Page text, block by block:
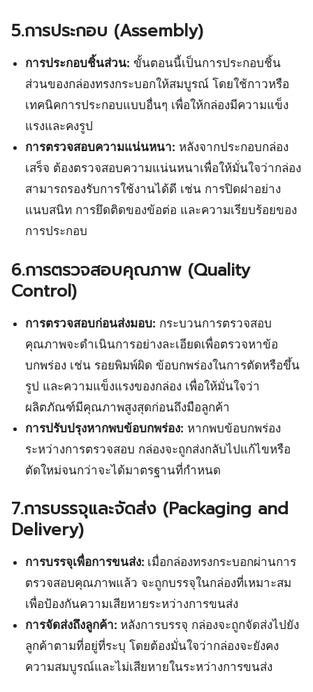
5.การประกอบ (Assembly)
การประกอบชิ้นส่วน: ขั้นตอนนี้เป็นการประกอบชิ้น
ส่วนของกล่องทรงกระบอกให้สมบูรณ์ โดยใช้กาวหรือ
เทคนิคการประกอบแบบอื่นๆ เพื่อให้กล่องมีความแข็ง
แรงและคงรูป
การตรวจสอบความแน่นหนา: หลังจากประกอบกล่อง
เสร็จ ต้องตรวจสอบความแน่นหนาเพื่อให้มั่นใจว่ากล่อง
สามารถรองรับการใช้งานได้ดี เช่น การปิดฝาอย่าง
แนบสนิท การยึดติดของข้อต่อ และความเรียบร้อยของ
การประกอบ
6.การตรวจสอบคุณภาพ (Quality
Control)
การตรวจสอบก่อนส่งมอบ: กระบวนการตรวจสอบ
คุณภาพจะดำเนินการอย่างละเอียดเพื่อตรวจหาข้อ
บกพร่อง เช่น รอยพิมพ์ผิด ข้อบกพร่องในการตัดหรือขึ้น
รูป และความแข็งแรงของกล่อง เพื่อให้มั่นใจว่า
ผลิตภัณฑ์มีคุณภาพสูงสุดก่อนถึงมือลูกค้า
การปรับปรุงหากพบข้อบกพร่อง: หากพบข้อบกพร่อง
ระหว่างการตรวจสอบ กล่องจะถูกส่งกลับไปแก้ไขหรือ
ตัดใหม่จนกว่าจะได้มาตรฐานที่กำหนด
7.การบรรจุและจัดส่ง (Packaging and
Delivery)
การบรรจุเพื่อการขนส่ง: เมื่อกล่องทรงกระบอกผ่านการ
ตรวจสอบคุณภาพแล้ว จะถูกบรรจุในกล่องที่เหมาะสม
เพื่อป้องกันความเสียหายระหว่างการขนส่ง
การจัดส่งถึงลูกค้า: หลังการบรรจุ กล่องจะถูกจัดส่งไปยัง
ลูกค้าตามที่อยู่ที่ระบุ โดยต้องมั่นใจว่ากล่องจะยังคง
ความสมบูรณ์และไม่เสียหายในระหว่างการขนส่ง